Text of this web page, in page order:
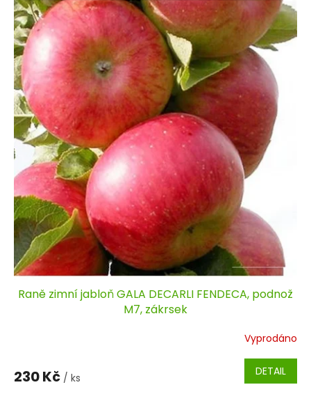
Raně zimní jabloň GALA DECARLI FENDECA, podnož
M7, zákrsek
Vyprodáno
230 Kč / ks DETAIL